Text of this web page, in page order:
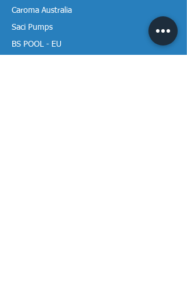
Caroma Australia
Saci Pumps
BS POOL - EU